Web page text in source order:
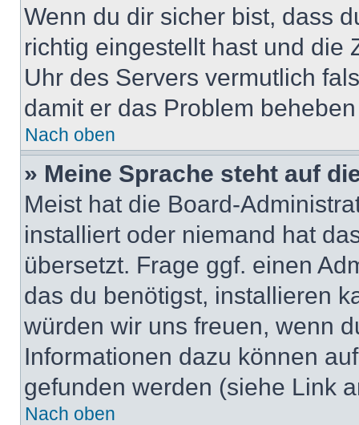
Wenn du dir sicher bist, dass
richtig eingestellt hast und die
Uhr des Servers vermutlich
damit er das Problem
Nach oben
» Meine Sprache steht auf
Meist hat die Board-
installiert oder niemand hat
übersetzt. Frage ggf. einen
das du benötigst, installieren
würden wir uns freuen, wenn
Informationen dazu können
gefunden werden (siehe Link
Nach oben